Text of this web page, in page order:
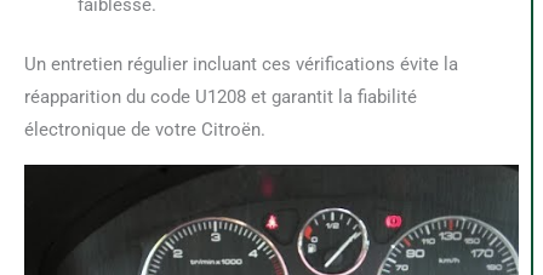
faiblesse.
Un entretien régulier incluant ces vérifications évite la
réapparition du code U1208 et garantit la fiabilité
électronique de votre Citroën.